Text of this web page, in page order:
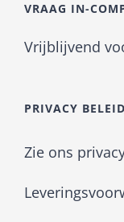
VRAAG IN-
Vrijblijvend
PRIVACY
Zie ons